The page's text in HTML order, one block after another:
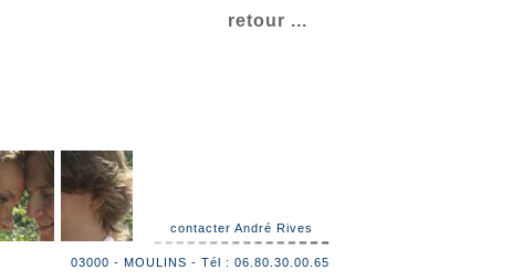
retour ...
contacter André Rives
03000 - MOULINS - Tél : 06.80.30.00.65